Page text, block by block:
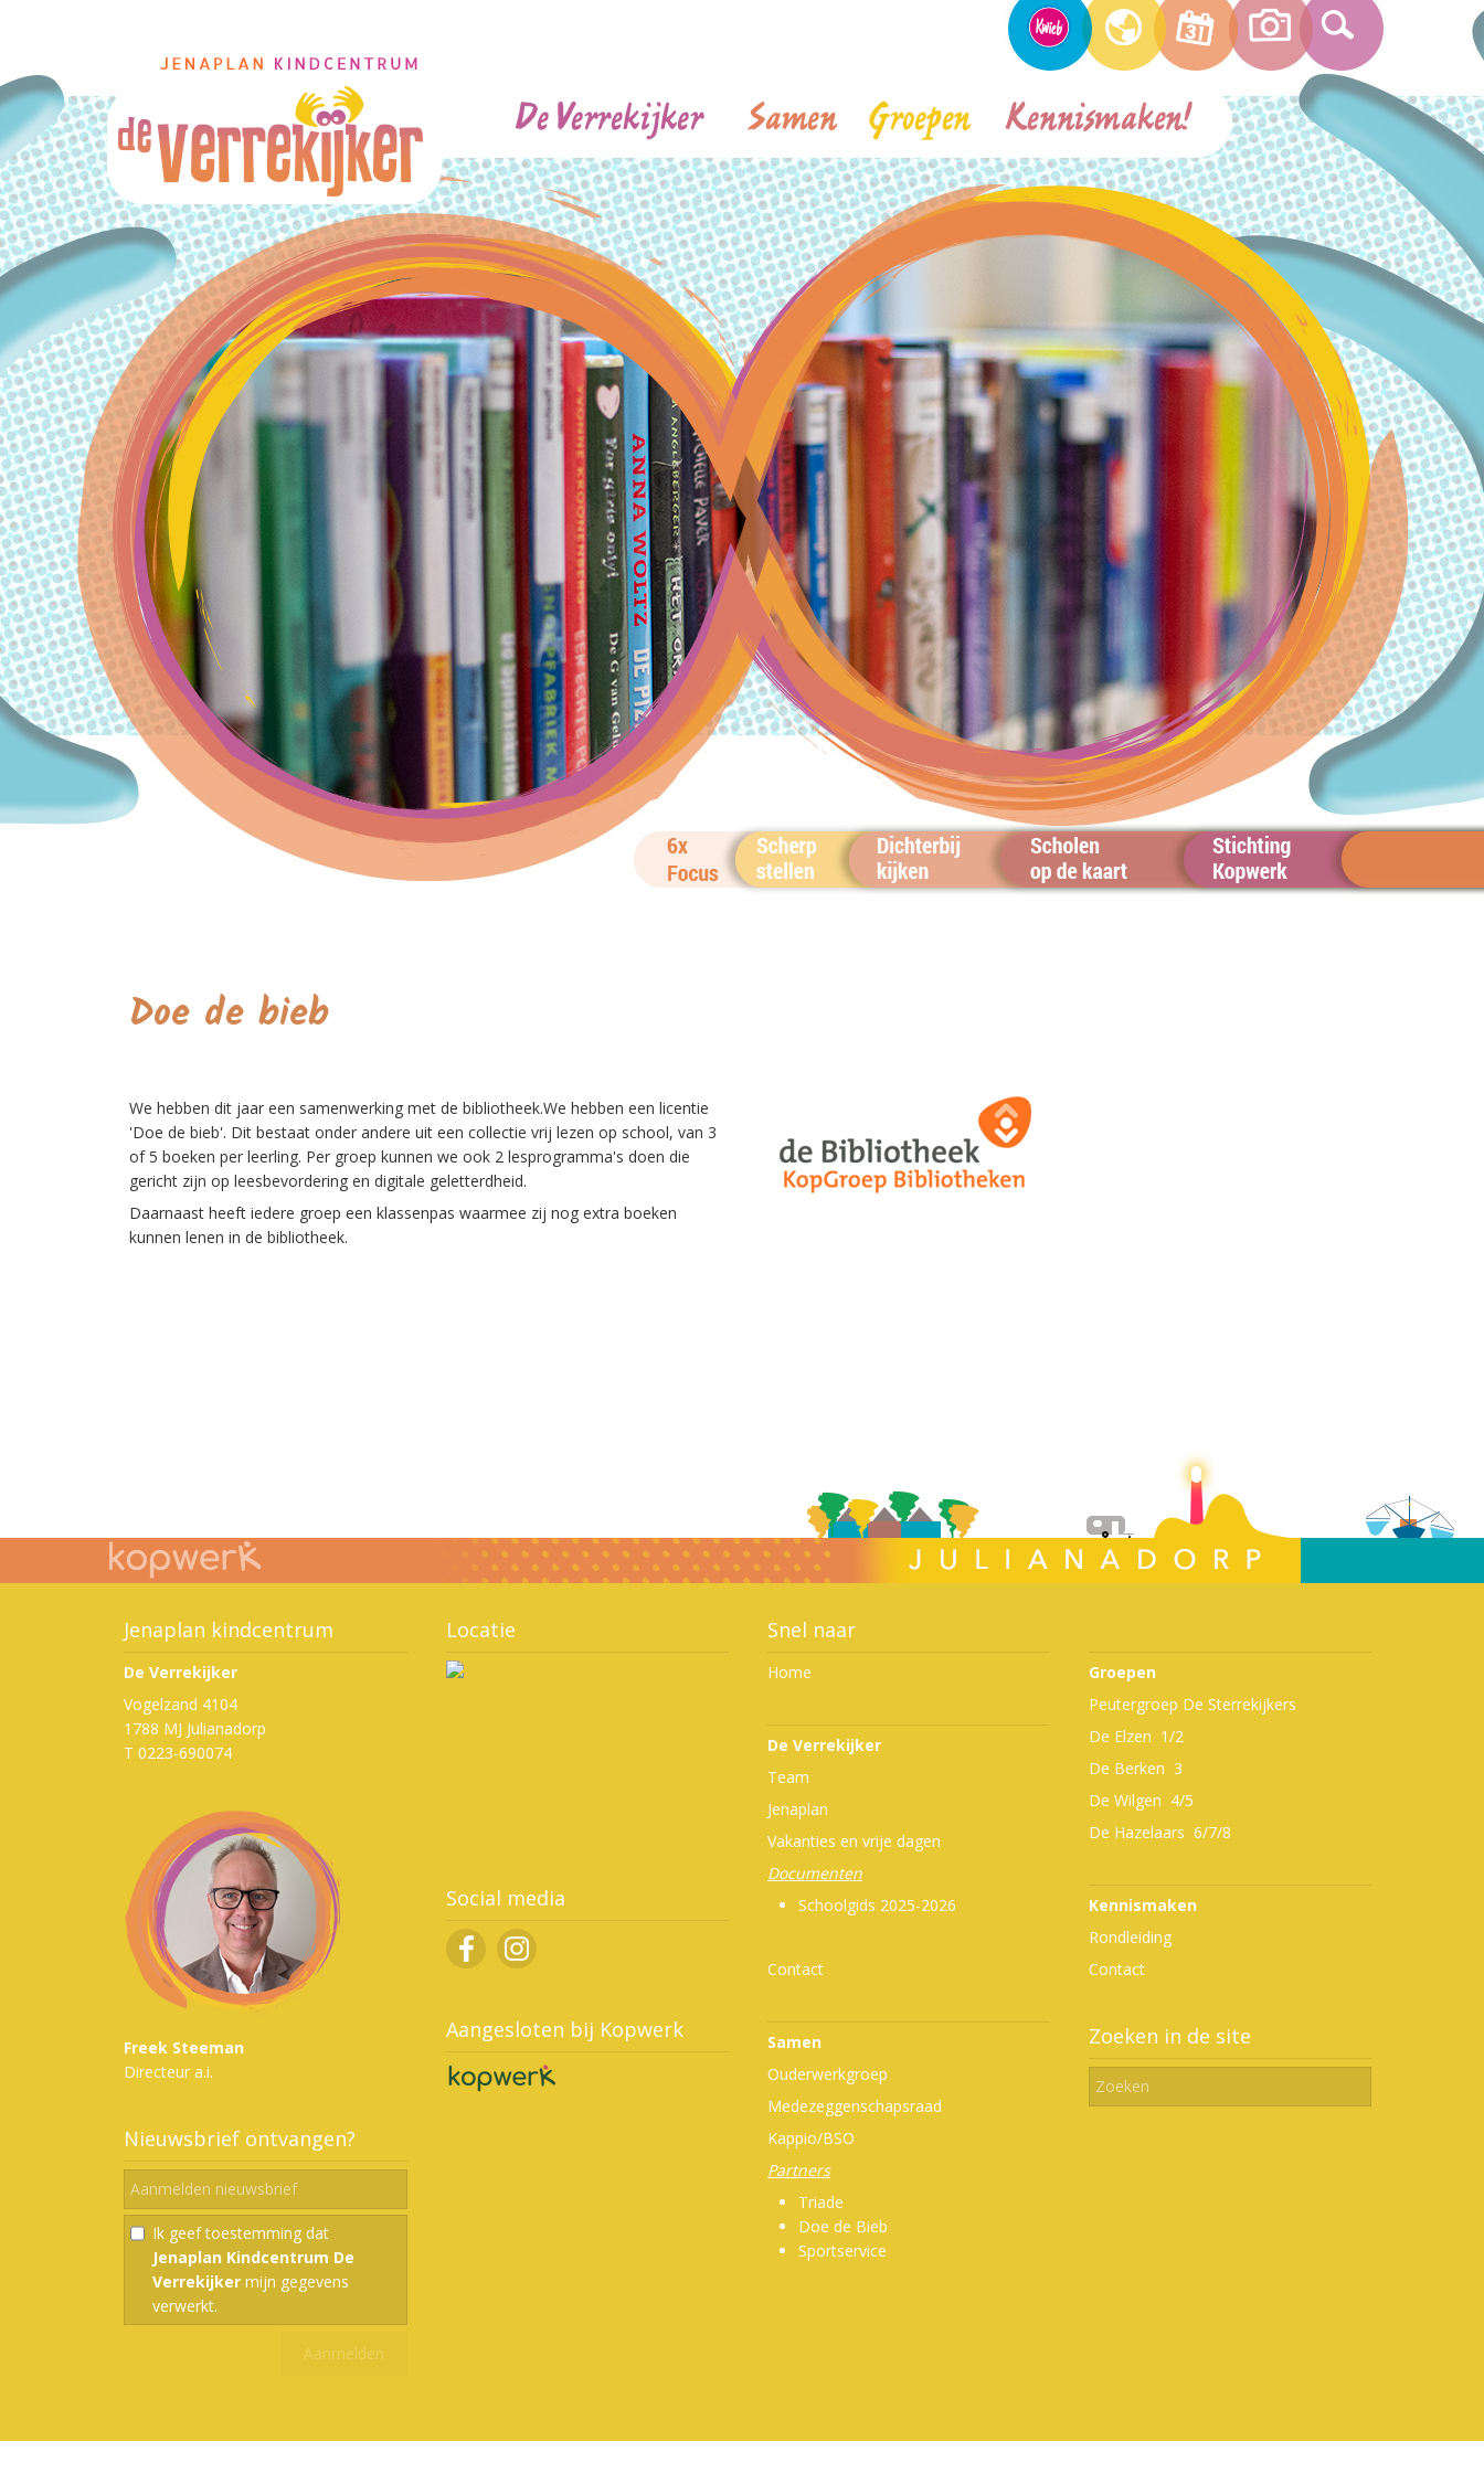
Doe de bieb
We hebben dit jaar een samenwerking met de bibliotheek.We hebben een licentie
'Doe de bieb'. Dit bestaat onder andere uit een collectie vrij lezen op school, van 3
of 5 boeken per leerling. Per groep kunnen we ook 2 lesprogramma's doen die
gericht zijn op leesbevordering en digitale geletterdheid.
Daarnaast heeft iedere groep een klassenpas waarmee zij nog extra boeken
kunnen lenen in de bibliotheek.
Jenaplan kindcentrum
De Verrekijker
Vogelzand 4104
1788 MJ Julianadorp
T 0223-690074
Freek Steeman
Directeur a.i.
Nieuwsbrief ontvangen?
Ik geef toestemming dat
Jenaplan Kindcentrum De
Verrekijker mijn gegevens
verwerkt.
Locatie
Social media
Aangesloten bij Kopwerk
Snel naar
Home
De Verrekijker
Team
Jenaplan
Vakanties en vrije dagen
Documenten
Schoolgids 2025-2026
Contact
Samen
Ouderwerkgroep
Medezeggenschapsraad
Kappio/BSO
Partners
Triade
Doe de Bieb
Sportservice
Groepen
Peutergroep De Sterrekijkers
De Elzen 1/2
De Berken 3
De Wilgen 4/5
De Hazelaars 6/7/8
Kennismaken
Rondleiding
Contact
Zoeken in de site